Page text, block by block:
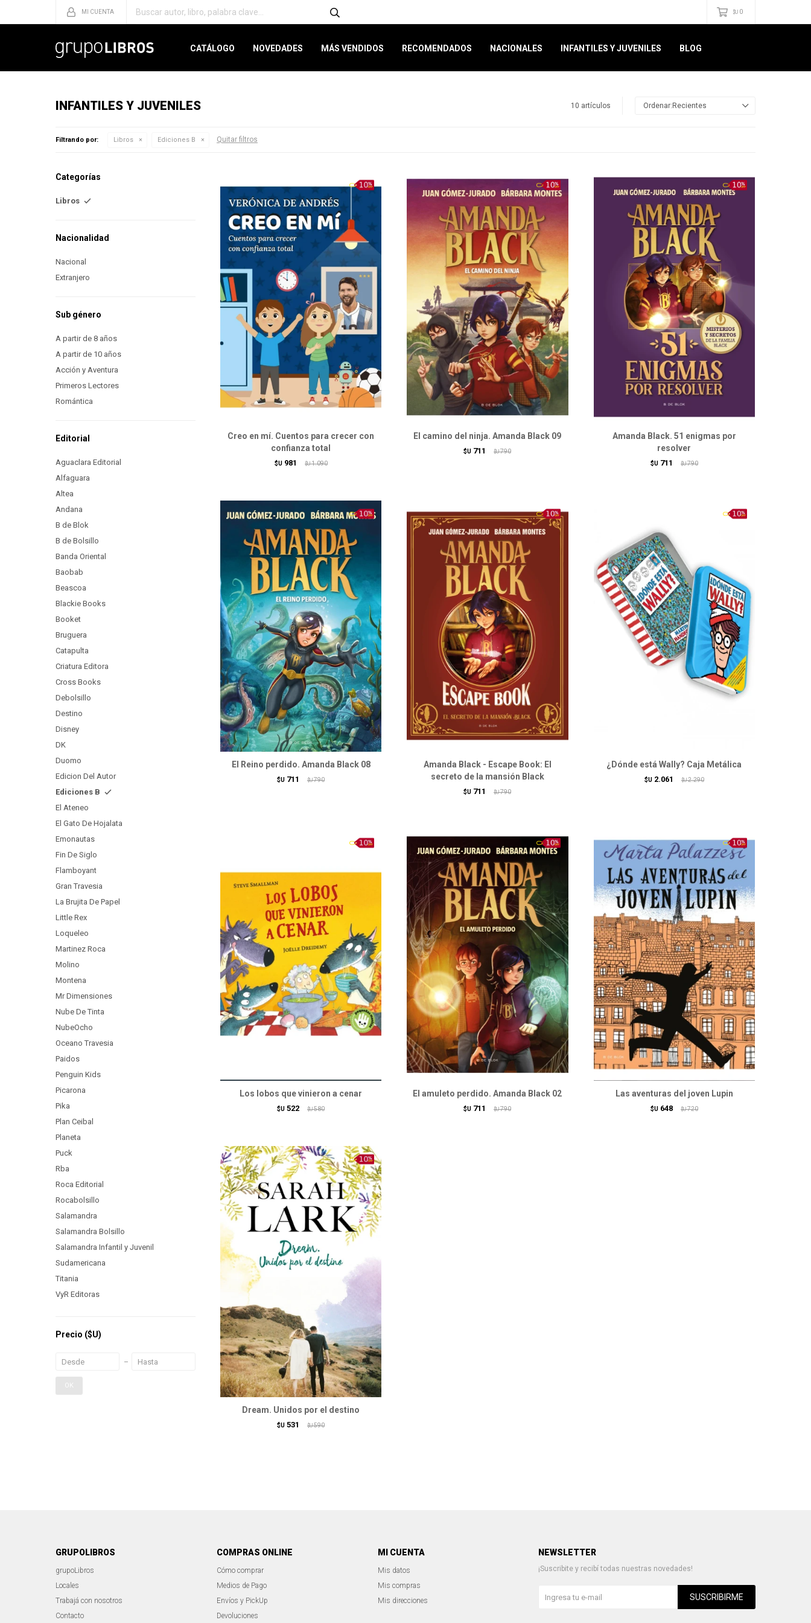
CATÁLOGO NOVEDADES MÁS VENDIDOS RECOMENDADOS NACIONALES INFANTILES Y JUVENILES BLOG
$U 0
INFANTILES Y JUVENILES 10 artículos Recientes
Filtrando por: Libros Ediciones B Quitar filtros
Creo en mí. Cuentos para crecer con
confianza total
$U 981 $U 1.090
El camino del ninja. Amanda Black 09
$U 711 $U 790
Amanda Black. 51 enigmas por
resolver
$U 711 $U 790
El Reino perdido. Amanda Black 08
$U 711 $U 790
Amanda Black - Escape Book: El
secreto de la mansión Black
$U 711 $U 790
¿Dónde está Wally? Caja Metálica
$U 2.061 $U 2.290
Los lobos que vinieron a cenar
$U 522 $U 580
El amuleto perdido. Amanda Black 02
$U 711 $U 790
Las aventuras del joven Lupin
$U 648 $U 720
Dream. Unidos por el destino
$U 531 $U 590
Categorías
Libros
Nacionalidad
Nacional
Extranjero
Sub género
A partir de 8 años
A partir de 10 años
Acción y Aventura
Primeros Lectores
Romántica
Editorial
Aguaclara Editorial
Alfaguara
Altea
Andana
B de Blok
B de Bolsillo
Banda Oriental
Baobab
Beascoa
Blackie Books
Booket
Bruguera
Catapulta
Criatura Editora
Cross Books
Debolsillo
Destino
Disney
DK
Duomo
Edicion Del Autor
Ediciones B
El Ateneo
El Gato De Hojalata
Emonautas
Fin De Siglo
Flamboyant
Gran Travesia
La Brujita De Papel
Little Rex
Loqueleo
Martinez Roca
Molino
Montena
Mr Dimensiones
Nube De Tinta
NubeOcho
Oceano Travesia
Paidos
Penguin Kids
Picarona
Pika
Plan Ceibal
Planeta
Puck
Rba
Roca Editorial
Rocabolsillo
Salamandra
Salamandra Bolsillo
Salamandra Infantil y Juvenil
Sudamericana
Titania
VyR Editoras
Precio ($U)
OK
GRUPOLIBROS
grupoLibros
Locales
Trabajá con nosotros
Contacto
COMPRAS ONLINE
Cómo comprar
Medios de Pago
Envíos y PickUp
Devoluciones
MI CUENTA
Mis datos
Mis compras
Mis direcciones
NEWSLETTER
¡Suscribite y recibí todas nuestras novedades!
SUSCRIBIRME